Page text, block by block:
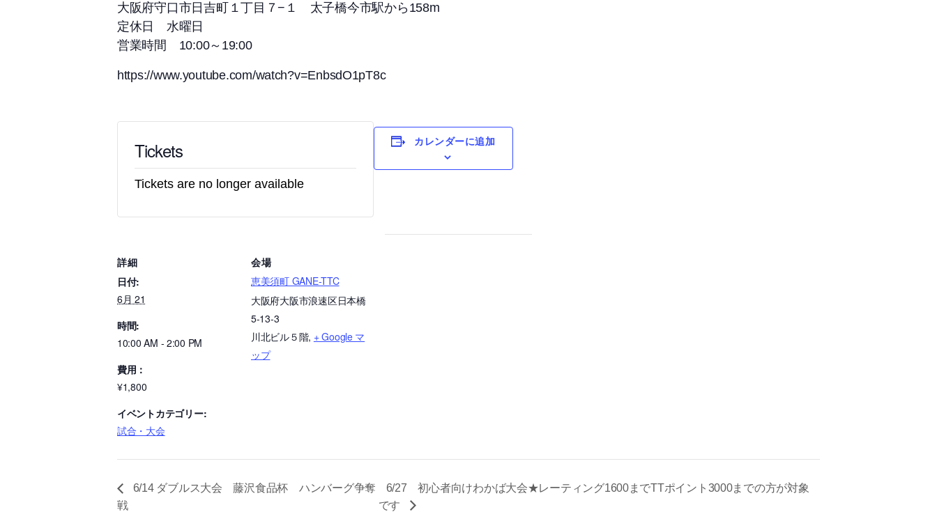
大阪府守口市日吉町１丁目７−１ 太子橋今市駅から158m
定休日 水曜日
営業時間 10:00～19:00
https://www.youtube.com/watch?v=EnbsdO1pT8c
Tickets
Tickets are no longer available
カレンダーに追加
詳細
日付:
6月 21
時間:
10:00 AM - 2:00 PM
費用：
¥1,800
イベントカテゴリー:
試合・大会
会場
恵美須町 GANE-TTC
大阪府大阪市浪速区日本橋
5-13-3
川北ビル５階, + Google マ
ップ
6/14 ダブルス大会 藤沢食品杯 ハンバーグ争奪
戦
6/27 初心者向けわかば大会★レーティング1600までTTポイント3000までの方が対象
です